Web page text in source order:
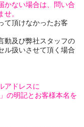
かない場合は、問い合
。
て頂けなかったお客
動及び弊社スタッフの
ル扱いさせて頂く場合
アドレスに
の明記とお客様本名を